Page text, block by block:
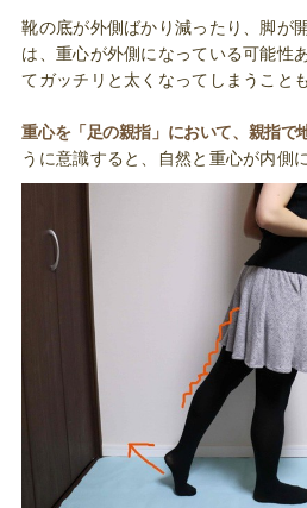
靴の底が外側ばかり減ったり、脚が
は、重心が外側になっている可能性
てガッチリと太くなってしまうこと
重心を「足の親指」において、親指で
うに意識すると、自然と重心が内側